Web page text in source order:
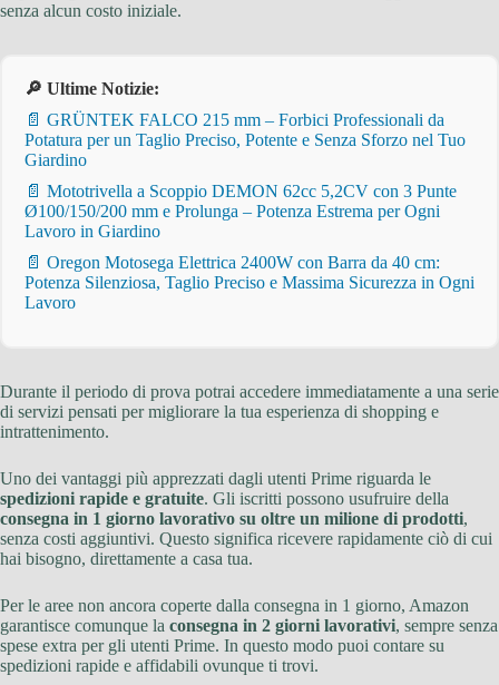
senza alcun costo iniziale.
🔎 Ultime Notizie:
📄 GRÜNTEK FALCO 215 mm – Forbici Professionali da
Potatura per un Taglio Preciso, Potente e Senza Sforzo nel Tuo
Giardino
📄 Mototrivella a Scoppio DEMON 62cc 5,2CV con 3 Punte
Ø100/150/200 mm e Prolunga – Potenza Estrema per Ogni
Lavoro in Giardino
📄 Oregon Motosega Elettrica 2400W con Barra da 40 cm:
Potenza Silenziosa, Taglio Preciso e Massima Sicurezza in Ogni
Lavoro
Durante il periodo di prova potrai accedere immediatamente a una serie
di servizi pensati per migliorare la tua esperienza di shopping e
intrattenimento.
Uno dei vantaggi più apprezzati dagli utenti Prime riguarda le
spedizioni rapide e gratuite. Gli iscritti possono usufruire della
consegna in 1 giorno lavorativo su oltre un milione di prodotti,
senza costi aggiuntivi. Questo significa ricevere rapidamente ciò di cui
hai bisogno, direttamente a casa tua.
Per le aree non ancora coperte dalla consegna in 1 giorno, Amazon
garantisce comunque la consegna in 2 giorni lavorativi, sempre senza
spese extra per gli utenti Prime. In questo modo puoi contare su
spedizioni rapide e affidabili ovunque ti trovi.